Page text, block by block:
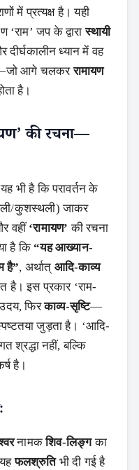
में प्रत्यक्ष है। यही
जप के द्वारास्थायी
ध्यान में वह
आगे चलकररामायण
है।
की रचना—
भी है कि परावर्तन के
कुशस्थली) जाकर
वहीं ‘रामायण’ की रचना
है कि“यह आख्यान-
है”, अर्थात् आदि-काव्य
है। इस प्रकार ‘राम-
फिरकाव्य-सृष्टि—
जुड़ता है। ‘आदि-
श्रद्धा नहीं, बल्कि
है।
नामकशिव-लिङ्गका
यहफलश्रुतिभी दी गई है